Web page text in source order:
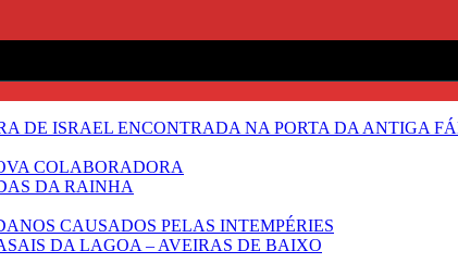
DE ISRAEL ENCONTRADA NA PORTA DA ANTIGA
COLABORADORA
DA RAINHA
CAUSADOS PELAS INTEMPÉRIES
DA LAGOA – AVEIRAS DE BAIXO